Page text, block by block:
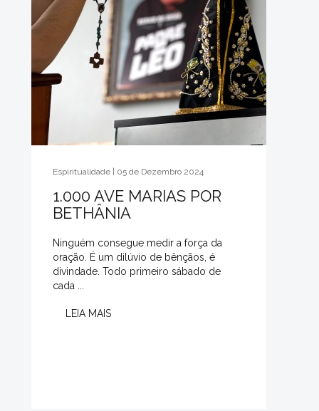
Espiritualidade | 05 de Dezembro 2024
1.000 AVE MARIAS POR
BETHÂNIA
Ninguém consegue medir a força da
oração. É um dilúvio de bênçãos, é
divindade. Todo primeiro sábado de
cada ...
LEIA MAIS